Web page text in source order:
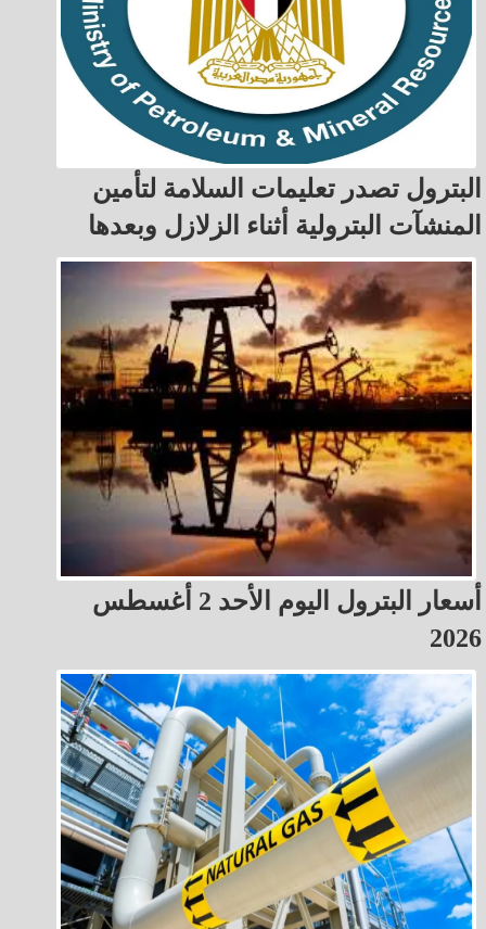
البترول تصدر تعليمات السلامة لتأمين
المنشآت البترولية أثناء الزلازل وبعدها
أسعار البترول اليوم الأحد 2 أغسطس
2026